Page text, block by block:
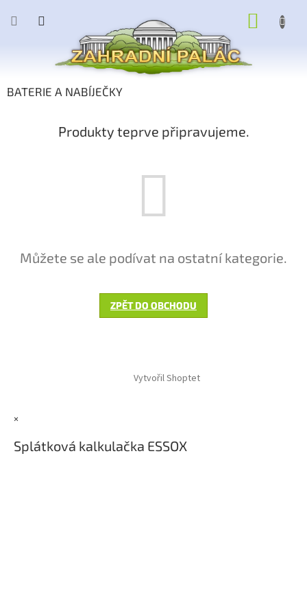
BATERIE A NABÍJEČKY
Produkty teprve připravujeme.
Můžete se ale podívat na ostatní kategorie.
ZPĚT DO OBCHODU
Vytvořil Shoptet
×
Splátková kalkulačka ESSOX